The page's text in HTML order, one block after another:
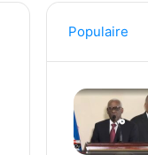
Populaire